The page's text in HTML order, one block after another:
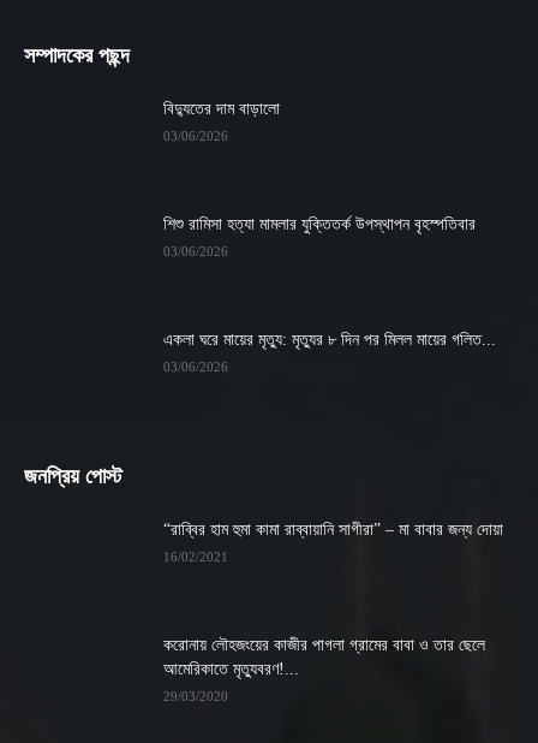
সম্পাদকের পছন্দ
বিদ্যুতের দাম বাড়ালো
03/06/2026
শিশু রামিসা হত্যা মামলার যুক্তিতর্ক উপস্থাপন বৃহস্পতিবার
03/06/2026
একলা ঘরে মায়ের মৃত্যু: মৃত্যুর ৮ দিন পর মিলল মায়ের গলিত...
03/06/2026
জনপ্রিয় পোস্ট
“রাব্বির হাম হুমা কামা রাব্বায়ানি সাগীরা” – মা বাবার জন্য দোয়া
16/02/2021
করোনায় লৌহজংয়ের কাজীর পাগলা গ্রামের বাবা ও তার ছেলে
আমেরিকাতে মৃত্যুবরণ!...
29/03/2020